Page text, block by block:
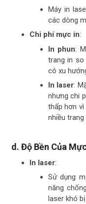
Máy in
các dòng
Chi phí mực in:
In phun:
trang in so
có xu
In laser:
nhưng chi
thấp hơn
nhiều
d. Độ Bền Của
In laser:
Sử dụng
năng
laser khó